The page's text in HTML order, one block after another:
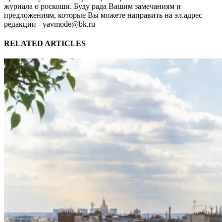
журнала о роскоши. Буду рада Вашим замечаниям и
предложениям, которые Вы можете направить на эл.адрес
редакции - yavmode@bk.ru
RELATED ARTICLES